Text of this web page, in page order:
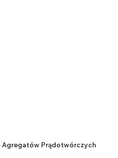
Agregatów Prądotwórczych